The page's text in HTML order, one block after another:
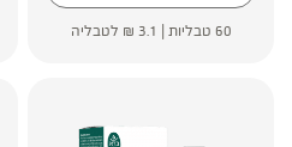
60 טבליות | ₪ 3.1 לטבליה